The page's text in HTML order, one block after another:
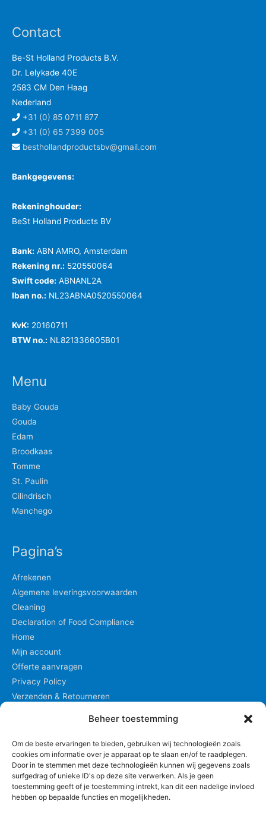
Beheer toestemming
Om de beste ervaringen te bieden, gebruiken wij technologieën zoals
cookies om informatie over je apparaat op te slaan en/of te raadplegen.
Door in te stemmen met deze technologieën kunnen wij gegevens zoals
surfgedrag of unieke ID's op deze site verwerken. Als je geen
toestemming geeft of je toestemming intrekt, kan dit een nadelige invloed
hebben op bepaalde functies en mogelijkheden.
Contact
Be-St Holland Products B.V.
Dr. Lelykade 40E
2583 CM Den Haag
Nederland
+31 (0) 85 0711 877
+31 (0) 65 7399 005
besthollandproductsbv@gmail.com
Bankgegevens:
Rekeninghouder:
BeSt Holland Products BV
Bank: ABN AMRO, Amsterdam
Rekening nr.: 520550064
Swift code: ABNANL2A
Iban no.: NL23ABNA0520550064
KvK: 20160711
BTW no.: NL821336605B01
Menu
Baby Gouda
Gouda
Edam
Broodkaas
Tomme
St. Paulin
Cilindrisch
Manchego
Pagina’s
Afrekenen
Algemene leveringsvoorwaarden
Cleaning
Declaration of Food Compliance
Home
Mijn account
Offerte aanvragen
Privacy Policy
Verzenden & Retourneren
Privacyverklaring
Winkelmand